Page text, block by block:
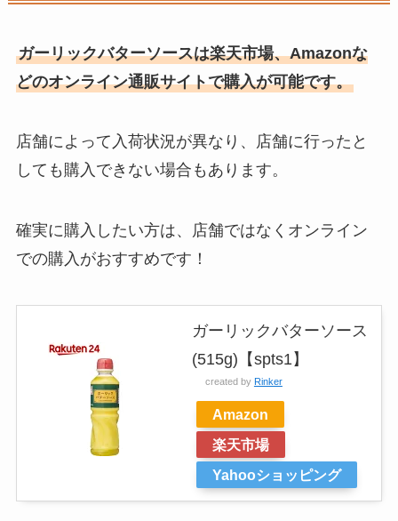
ガーリックバターソースは楽天市場、Amazonな
どのオンライン通販サイトで購入が可能です。
店舗によって入荷状況が異なり、店舗に行ったと
しても購入できない場合もあります。
確実に購入したい方は、店舗ではなくオンライン
での購入がおすすめです！
ガーリックバターソース
(515g)【spts1】
created by Rinker
Amazon
楽天市場
Yahooショッピング